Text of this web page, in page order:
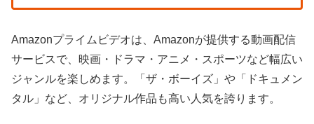
Amazonプライムビデオは、Amazonが提供する動画配信
サービスで、映画・ドラマ・アニメ・スポーツなど幅広い
ジャンルを楽しめます。「ザ・ボーイズ」や「ドキュメン
タル」など、オリジナル作品も高い人気を誇ります。